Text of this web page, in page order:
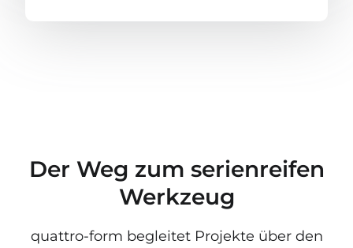
Der Weg zum serienreifen
Werkzeug
quattro-form begleitet Projekte über den